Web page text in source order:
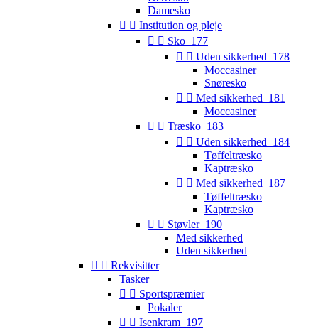
Damesko
  Institution og pleje
  Sko_177
  Uden sikkerhed_178
Moccasiner
Snøresko
  Med sikkerhed_181
Moccasiner
  Træsko_183
  Uden sikkerhed_184
Tøffeltræsko
Kaptræsko
  Med sikkerhed_187
Tøffeltræsko
Kaptræsko
  Støvler_190
Med sikkerhed
Uden sikkerhed
  Rekvisitter
Tasker
  Sportspræmier
Pokaler
  Isenkram_197